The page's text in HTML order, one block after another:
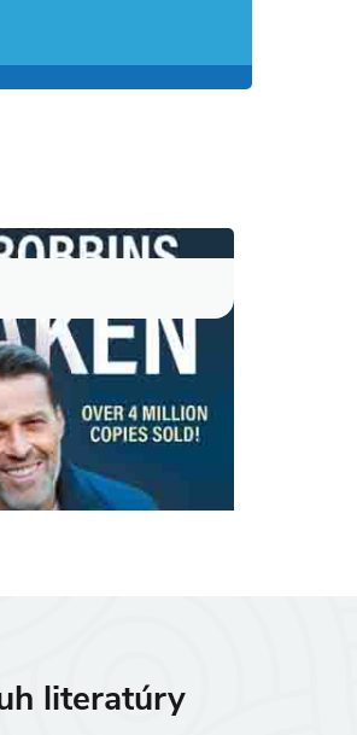
literatúry